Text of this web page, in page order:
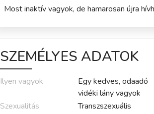
Most inaktív vagyok, de hamarosan újra
SZEMÉLYES ADATOK
Ilyen vagyok
Egy kedves, odaadó
vidéki lány vagyok
Szexualitás
Transzszexuális